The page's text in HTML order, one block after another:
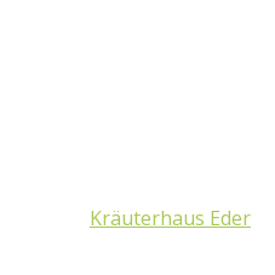
Kräuterhaus Eder